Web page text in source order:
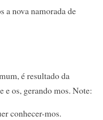
a nova namorada de
é resultado da
e os, gerando mos. Note:
conhecer-mos.